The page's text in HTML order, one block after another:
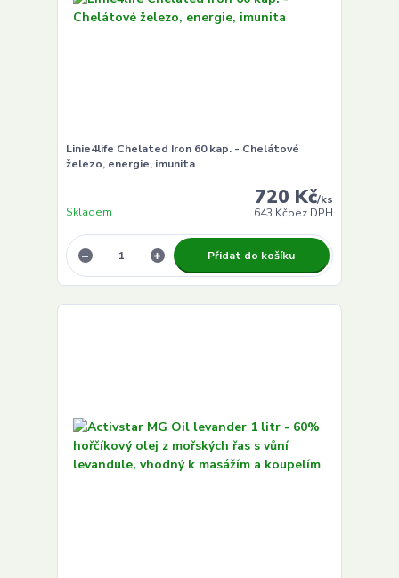
Linie4life Chelated Iron 60 kap. - Chelátové
železo, energie, imunita
720 Kč/ks
643 Kčbez DPH
Skladem
Přidat do košíku